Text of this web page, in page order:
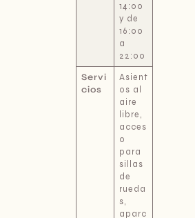
14:00
y de
16:00
a
22:00
Servi
cios
Asient
os al
aire
libre,
acces
o
para
sillas
de
rueda
s,
aparc